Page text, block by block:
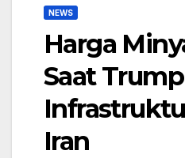
NEWS
Harga
Saat
Iran